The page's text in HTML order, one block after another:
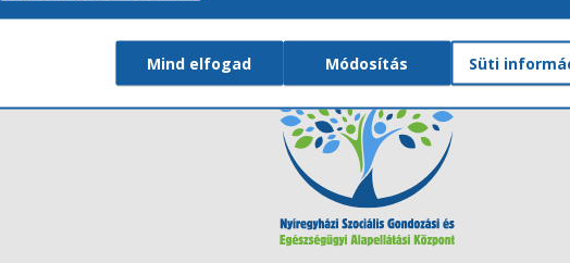
Mind elfogad Módosítás Süti